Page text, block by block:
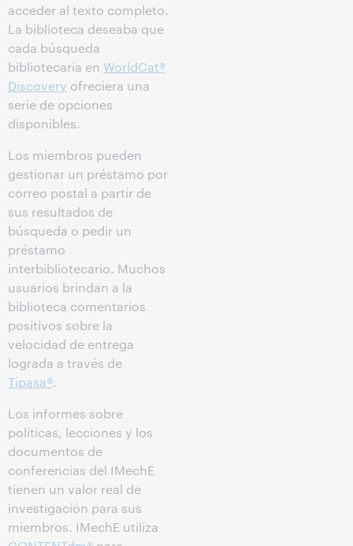
acceder al texto completo.
La biblioteca deseaba que
cada búsqueda
bibliotecaria en WorldCat®
Discovery ofreciera una
serie de opciones
disponibles.
Los miembros pueden
gestionar un préstamo por
correo postal a partir de
sus resultados de
búsqueda o pedir un
préstamo
interbibliotecario. Muchos
usuarios brindan a la
biblioteca comentarios
positivos sobre la
velocidad de entrega
lograda a través de
Tipasa®.
Los informes sobre
políticas, lecciones y los
documentos de
conferencias del IMechE
tienen un valor real de
investigación para sus
miembros. IMechE utiliza